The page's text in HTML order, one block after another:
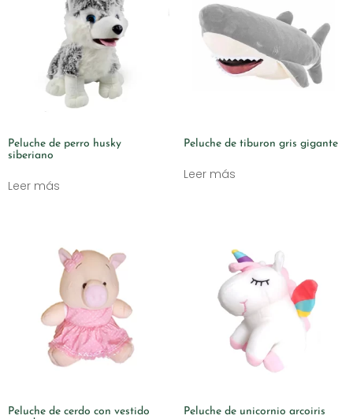
Peluche de perro husky
siberiano
Leer más
Peluche de tiburon gris gigante
Leer más
Peluche de cerdo con vestido
Peluche de unicornio arcoiris